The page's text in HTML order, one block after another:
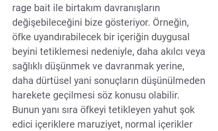
rage bait ile birtakım davranışların
değişebileceğini bize gösteriyor. Örneğin,
öfke uyandırabilecek bir içeriğin duygusal
beyini tetiklemesi nedeniyle, daha akılcı veya
sağlıklı düşünmek ve davranmak yerine,
daha dürtüsel yani sonuçların düşünülmeden
harekete geçilmesi söz konusu olabilir.
Bunun yanı sıra öfkeyi tetikleyen yahut şok
edici içeriklere maruziyet, normal içerikler